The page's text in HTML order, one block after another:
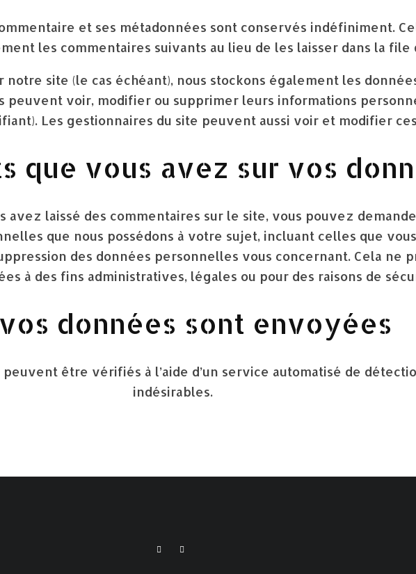
et ses métadonnées sont conservés indéfiniment.
les commentaires suivants au lieu de les laisser dans la file
notre site (le cas échéant), nous stockons également les
peuvent voir, modifier ou supprimer leurs informations
Les gestionnaires du site peuvent aussi voir et modifier
que vous avez sur vos
avez laissé des commentaires sur le site, vous pouvez
que nous possédons à votre sujet, incluant celles que
des données personnelles vous concernant. Cela ne
à des fins administratives, légales ou pour des raisons de
données sont envoyées
être vérifiés à l’aide d’un service automatisé de
indésirables.